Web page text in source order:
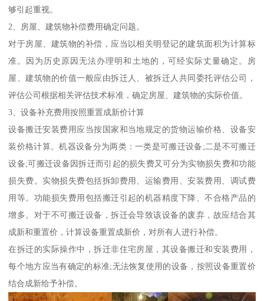
够引起重视。
2、房屋、建筑物补偿费用确定问题。
对于房屋、建筑物的补偿，应当以相关明登记的建筑面积为计算标
准。因为历史原因无法办理明和土地的，可经实际丈量确定。房
屋、建筑物的价值一般应由拆迁人、被拆迁人共同委托评估公司，
评估公司根据相关评估技术标准，确定房屋、建筑物的实际价值。
3、设备补充费用按照重置成新价计算
设备搬迁安装费用应当按国家和当地规定的货物运输价格、设备安
装价格计算。机器设备分为两类：一类是可搬迁设备;二是不可搬迁
设备;可搬迁设备因拆迁而引起的损失费又可分为实物损失费和功能
损失费。实物损失费包括拆卸费用、运输费用、安装费用、调试费
用等。功能损失费用包括搬迁引起的机器精度下降、不合格产品的
增多。对于不可搬迁设备，拆迁会导致该设备的废弃，故应结合其
成新和重置价，计算设备重置成新价，对所有人进行补偿。
在拆迁的实际操作中，拆迁非住宅房屋，其设备搬迁和安装费用，
每个地方应当有确定的标准;无法恢复使用的设备，按照设备重置价
结合成新给予补偿。